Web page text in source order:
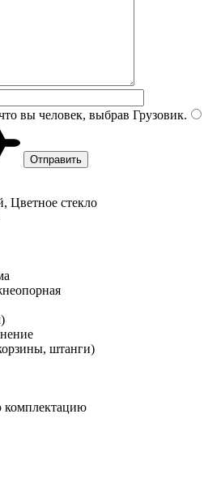
вы человек, выбрав Грузовик.
Цветное стекло
штанги)
комплектацию